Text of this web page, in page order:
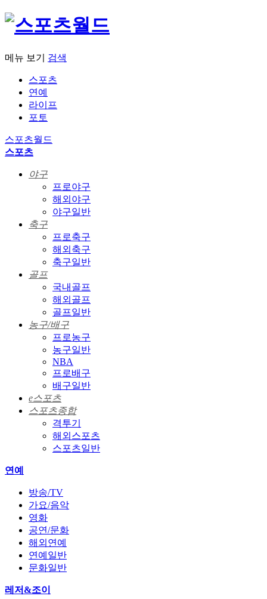
메뉴 보기 검색
스포츠
연예
라이프
포토
스포츠월드
스포츠
야구
프로야구
해외야구
야구일반
축구
프로축구
해외축구
축구일반
골프
국내골프
해외골프
골프일반
농구/배구
프로농구
농구일반
NBA
프로배구
배구일반
e스포츠
스포츠종합
격투기
해외스포츠
스포츠일반
연예
방송/TV
가요/음악
영화
공연/문화
해외연예
연예일반
문화일반
레저&조이